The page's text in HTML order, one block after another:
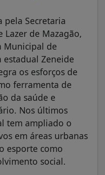
pela Secretaria
de Mazagão,
Municipal de
estadual Zeneide
os esforços de
ferramenta de
da saúde e
Nos últimos
tem ampliado o
em áreas urbanas
esporte como
social.